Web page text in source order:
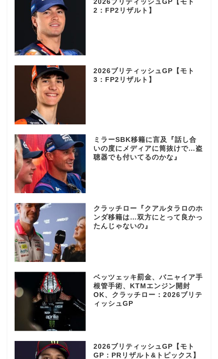
2026ブリティッシュGP【モト
2：FP2リザルト】
2026ブリティッシュGP【モト
3：FP2リザルト】
ミラーSBK移籍に言及『話し合
いの度にメディアに筒抜けで…盗
聴器でも付いてるのかな』
クラッチロー『クアルタラロのホ
ンダ移籍は…双方にとって良かっ
たんじゃないの』
ベッツェッキ罰金、バニャイア手
根管手術、KTMエンジン開封
OK、クラッチロー：2026ブリテ
ィッシュGP
2026ブリティッシュGP【モト
GP：PRリザルト&トピックス】